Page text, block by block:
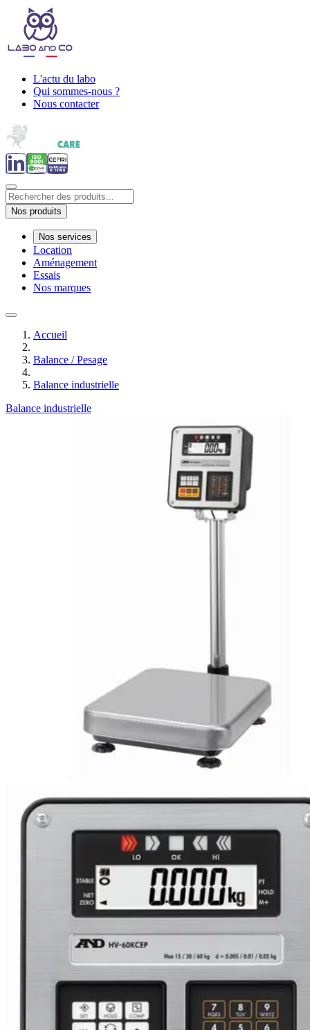
L'actu du labo
Qui sommes-nous ?
Nous contacter
Nos produits
Nos services
Location
Aménagement
Essais
Nos marques
Accueil
Balance / Pesage
Balance industrielle
Balance industrielle